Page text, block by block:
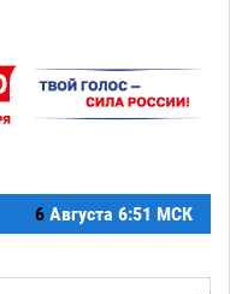
6 Августа 6:51 МСК